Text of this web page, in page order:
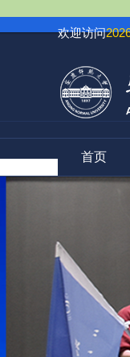
欢迎访问
首页